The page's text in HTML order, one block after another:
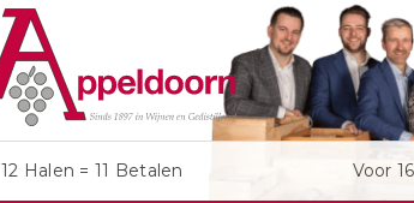
12 Halen = 11 Betalen Voor